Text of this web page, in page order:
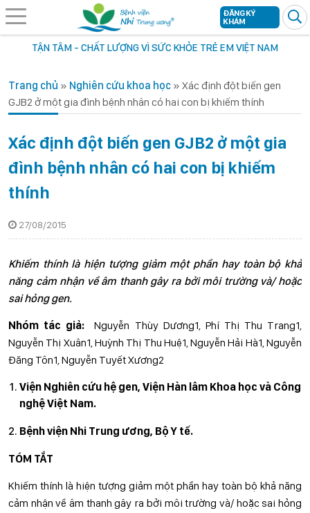
TẬN TÂM - CHẤT LƯỢNG VÌ SỨC KHỎE TRẺ EM VIỆT NAM
ĐĂNG KÝ
KHÁM
Trang chủ » Nghiên cứu khoa học » Xác định đột biến gen
GJB2 ở một gia đình bệnh nhân có hai con bị khiếm thính
Xác định đột biến gen GJB2 ở một gia
đình bệnh nhân có hai con bị khiếm
thính
27/08/2015
Khiếm thính là hiện tượng giảm một phần hay toàn bộ khả
năng cảm nhận về âm thanh gây ra bởi môi trường và/ hoặc
sai hỏng gen.
Nhóm tác giả: Nguyễn Thùy Dương1, Phí Thị Thu Trang1,
Nguyễn Thị Xuân1, Huỳnh Thị Thu Huệ1, Nguyễn Hải Hà1, Nguyễn
Đăng Tôn1, Nguyễn Tuyết Xương2
Viện Nghiên cứu hệ gen, Viện Hàn lâm Khoa học và Công
nghệ Việt Nam.
Bệnh viện Nhi Trung ương, Bộ Y tế.
TÓM TẮT
Khiếm thính là hiện tượng giảm một phần hay toàn bộ khả năng
cảm nhận về âm thanh gây ra bởi môi trường và/ hoặc sai hỏng